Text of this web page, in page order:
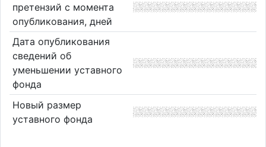
претензий с момента
опубликования, дней
Дата опубликования
сведений об
уменьшении уставного
фонда
Новый размер
уставного фонда